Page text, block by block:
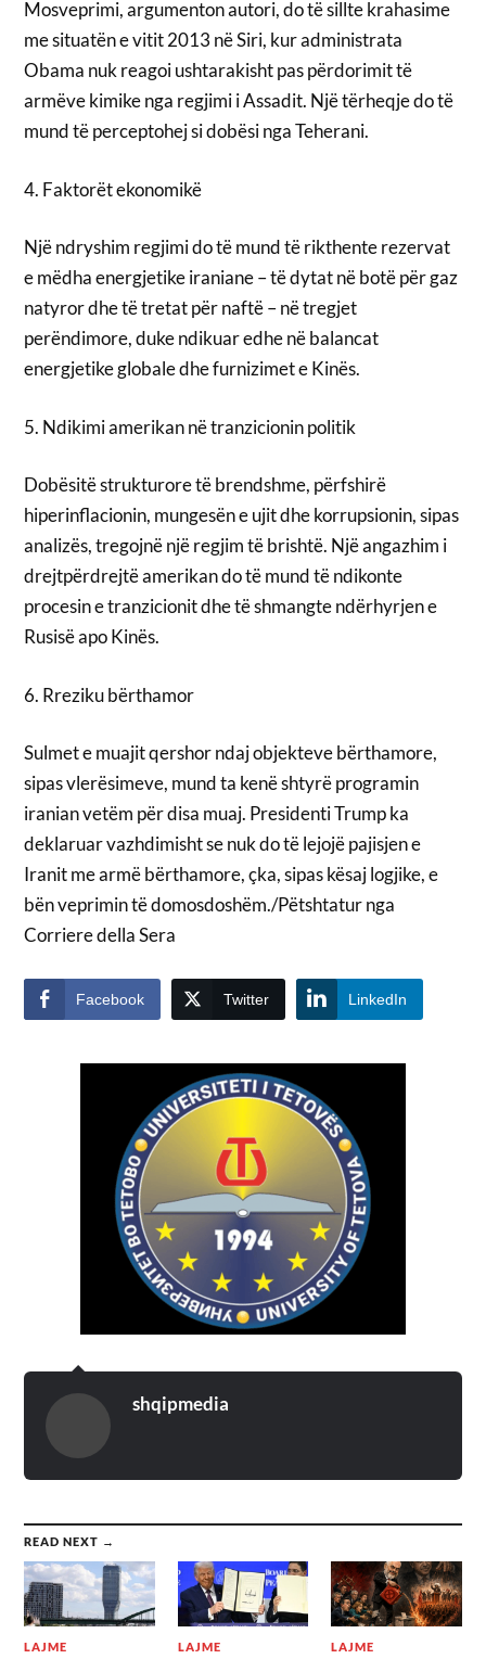
Mosveprimi, argumenton autori, do të sillte krahasime
me situatën e vitit 2013 në Siri, kur administrata
Obama nuk reagoi ushtarakisht pas përdorimit të
armëve kimike nga regjimi i Assadit. Një tërheqje do të
mund të perceptohej si dobësi nga Teherani.
4. Faktorët ekonomikë
Një ndryshim regjimi do të mund të rikthente rezervat
e mëdha energjetike iraniane – të dytat në botë për gaz
natyror dhe të tretat për naftë – në tregjet
perëndimore, duke ndikuar edhe në balancat
energjetike globale dhe furnizimet e Kinës.
5. Ndikimi amerikan në tranzicionin politik
Dobësitë strukturore të brendshme, përfshirë
hiperinflacionin, mungesën e ujit dhe korrupsionin, sipas
analizës, tregojnë një regjim të brishtë. Një angazhim i
drejtpërdrejtë amerikan do të mund të ndikonte
procesin e tranzicionit dhe të shmangte ndërhyrjen e
Rusisë apo Kinës.
6. Rreziku bërthamor
Sulmet e muajit qershor ndaj objekteve bërthamore,
sipas vlerësimeve, mund ta kenë shtyrë programin
iranian vetëm për disa muaj. Presidenti Trump ka
deklaruar vazhdimisht se nuk do të lejojë pajisjen e
Iranit me armë bërthamore, çka, sipas kësaj logjike, e
bën veprimin të domosdoshëm./Pëtshtatur nga
Corriere della Sera
Facebook Twitter LinkedIn
shqipmedia
READ NEXT →
LAJME LAJME LAJME